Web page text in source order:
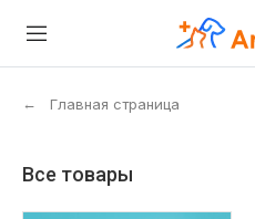
← Главная страница
Все товары